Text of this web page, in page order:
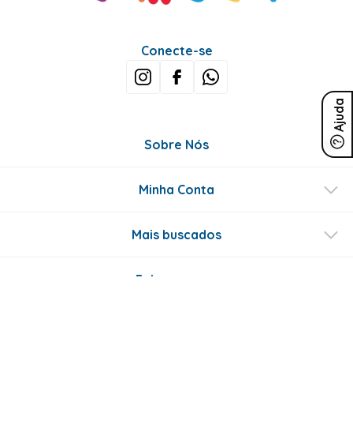
Ajuda
Conecte-se
Sobre Nós
Minha Conta
Mais buscados
Fale conosco